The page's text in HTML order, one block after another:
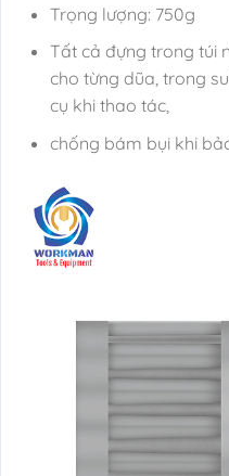
Trọng lượng: 750g
Tất cả đựng trong túi
cho từng dũa, trong
cụ khi thao tác,
chống bám bụi khi